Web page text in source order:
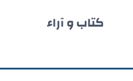
كتاب و آراء